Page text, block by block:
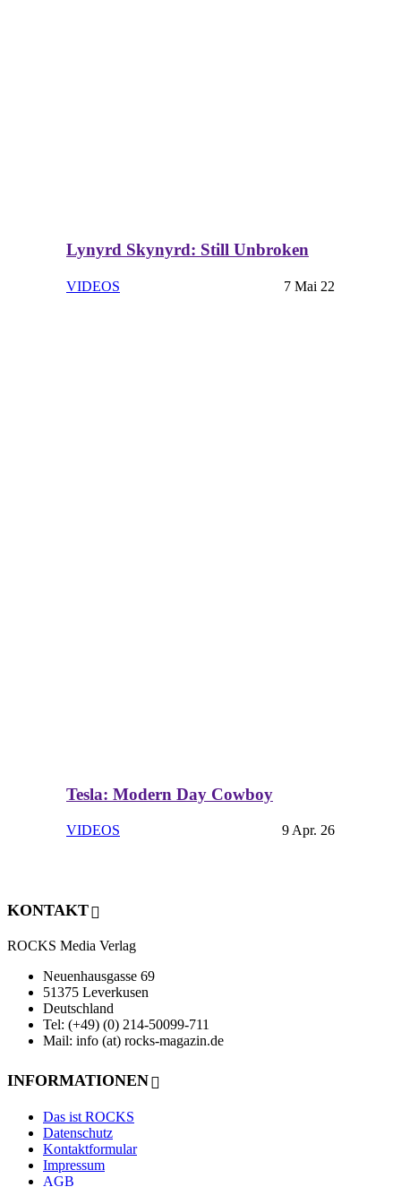
Lynyrd Skynyrd: Still Unbroken
VIDEOS 7 Mai 22
Tesla: Modern Day Cowboy
VIDEOS 9 Apr. 26
KONTAKT
ROCKS Media Verlag
Neuenhausgasse 69
51375 Leverkusen
Deutschland
Tel: (+49) (0) 214-50099-711
Mail: info (at) rocks-magazin.de
INFORMATIONEN
Das ist ROCKS
Datenschutz
Kontaktformular
Impressum
AGB